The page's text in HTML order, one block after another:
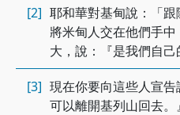
[2] 耶和華對基甸說：「
將米甸人交在他們手
大，說：『是我們自己
[3] 現在你要向這些人宣告
可以離開基列山回去